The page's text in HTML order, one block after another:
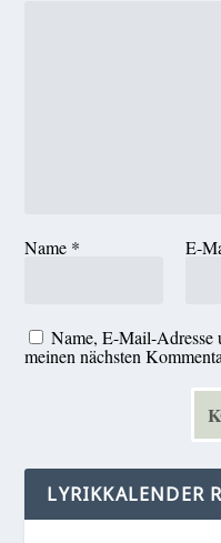
Name * E-
Name, E-Mail-Adresse
meinen nächsten
LYRIKKALENDER